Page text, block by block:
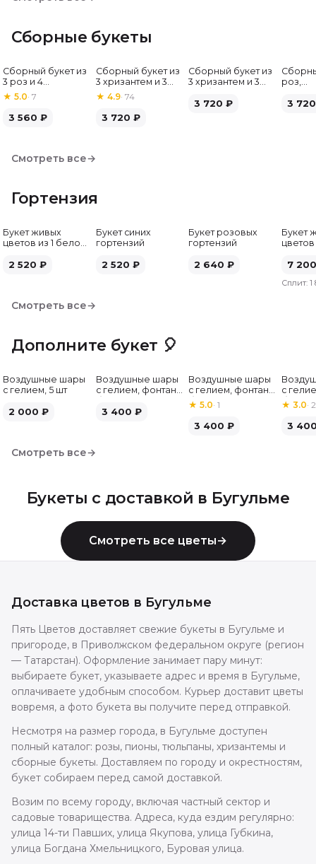
Сборные букеты
Сборный букет из
3 роз и 4
альстромерий
★ 5.0· 7
3 560 ₽
Хит
Сборный букет из
3 хризантем и 3
альстромерий
★ 4.9· 74
3 720 ₽
Сборный букет из
3 хризантем и 3
3 720 ₽
роз,
3 720
Смотреть все→
Гортензия
Букет живых
цветов из 1 белой
2 520 ₽
Букет синих
гортензий
2 520 ₽
Букет розовых
гортензий
2 640 ₽
Букет
7 200
Сплит: 1
Смотреть все→
Дополните букет 🎈
Воздушные шары
с гелием, 5 шт
2 000 ₽
Воздушные шары
с гелием, фонтан,
шт
3 400 ₽
Воздушные шары
с гелием, фонтан,
бело-розовые, 7
шт
★5.0·1
3 400 ₽
с
бело-
★ 3.0· 2
3
Смотреть все→
Букеты с доставкой в Бугульме
Смотреть все цветы→
Доставка цветов в Бугульме
Пять Цветов доставляет свежие букеты в Бугульме и
пригороде, в Приволжском федеральном округе (регион
— Татарстан). Оформление занимает пару минут:
выбираете букет, указываете адрес и время в Бугульме,
оплачиваете удобным способом. Курьер доставит цветы
вовремя, а фото букета вы получите перед отправкой.
Несмотря на размер города, в Бугульме доступен
полный каталог: розы, пионы, тюльпаны, хризантемы и
сборные букеты. Доставляем по городу и окрестностям,
букет собираем перед самой доставкой.
Возим по всему городу, включая частный сектор и
садовые товарищества. Адреса, куда ездим регулярно:
улица 14-ти Павших, улица Якупова, улица Губкина,
улица Богдана Хмельницкого, Буровая улица.